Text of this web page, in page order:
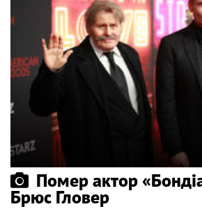
Помер актор
Брюс Гловер